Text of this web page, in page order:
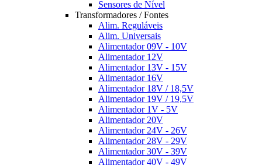
Sensores de Nível
Transformadores / Fontes
Alim. Reguláveis
Alim. Universais
Alimentador 09V - 10V
Alimentador 12V
Alimentador 13V - 15V
Alimentador 16V
Alimentador 18V / 18,5V
Alimentador 19V / 19,5V
Alimentador 1V - 5V
Alimentador 20V
Alimentador 24V - 26V
Alimentador 28V - 29V
Alimentador 30V - 39V
Alimentador 40V - 49V